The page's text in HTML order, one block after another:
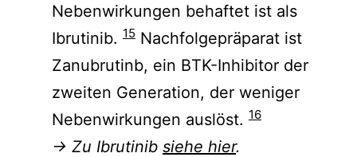
Nebenwirkungen behaftet ist als
Ibrutinib. 15 Nachfolgepräparat ist
Zanubrutinb, ein BTK-Inhibitor der
zweiten Generation, der weniger
Nebenwirkungen auslöst. 16
→ Zu Ibrutinib siehe hier.